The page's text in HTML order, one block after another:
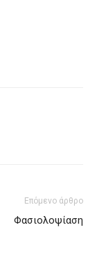
Επόμενο άρθρο
Φασιολοψίαση